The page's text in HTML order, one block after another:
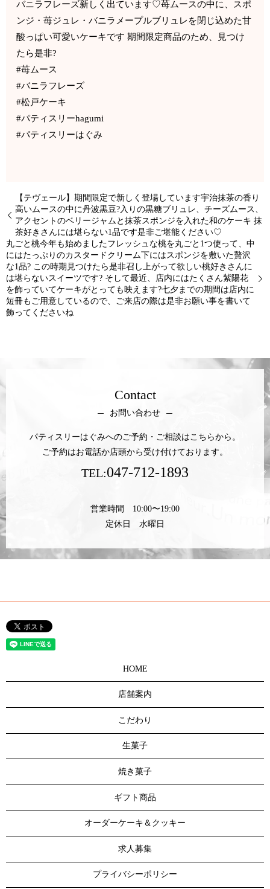
バニラフレーズ新しく出ています♡苺ムースの中に、スポ
ンジ・苺ジュレ・バニラメープルブリュレを閉じ込めた甘
酸っぱい可愛いケーキです 期間限定商品のため、見つけ
たら是非?
#苺ムース
#バニラフレーズ
#松戸ケーキ
#パティスリーhagumi
#パティスリーはぐみ
【テヴェール】期間限定で新しく登場しています宇治抹茶の香り
高いムースの中に丹波黒豆?入りの黒糖ブリュレ、チーズムース、
アクセントのベリージャムと抹茶スポンジを入れた和のケーキ 抹
茶好きさんには堪らない1品です是非ご堪能ください♡
丸ごと桃今年も始めましたフレッシュな桃を丸ごと1つ使って、中
にはたっぷりのカスタードクリーム下にはスポンジを敷いた贅沢
な1品? この時期見つけたら是非召し上がって欲しい桃好きさんに
は堪らないスイーツです? そして最近、店内にはたくさん紫陽花
を飾っていてケーキがとっても映えます?七夕までの期間は店内に
短冊もご用意しているので、ご来店の際は是非お願い事を書いて
飾ってくださいね
Contact
お問い合わせ
パティスリーはぐみへのご予約・ご相談はこちらから。
ご予約はお電話か店頭から受け付けております。
TEL:047-712-1893
営業時間 10:00〜19:00
定休日 水曜日
HOME
店舗案内
こだわり
生菓子
焼き菓子
ギフト商品
オーダーケーキ＆クッキー
求人募集
プライバシーポリシー